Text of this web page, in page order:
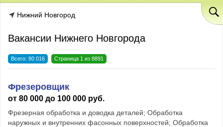
Нижний Новгород
Вакансии Нижнего Новгорода
Всего: 80 016 Страница 1 из 8891
Фрезеровщик
от 80 000 до 100 000 руб.
Фрезерная обработка и доводка деталей; Обработка
наружных и внутренних фасонных поверхностей; Обработка